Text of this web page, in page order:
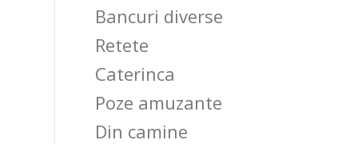
Bancuri diverse
Retete
Caterinca
Poze amuzante
Din camine